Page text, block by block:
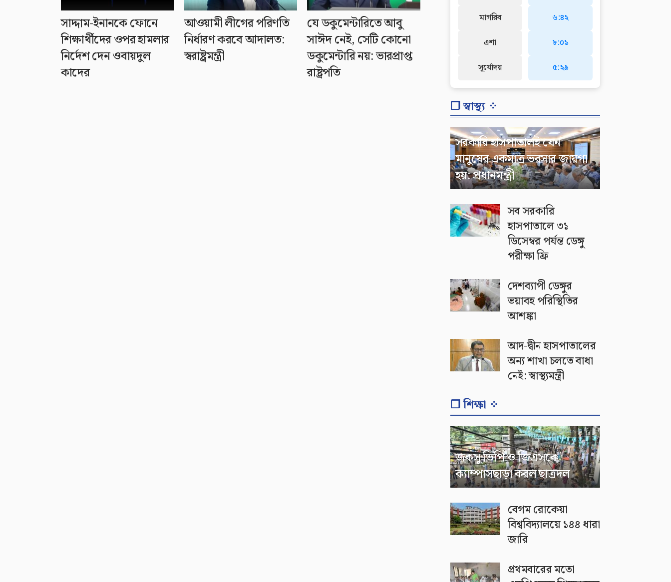
সাদ্দাম-ইনানকে ফোনে
শিক্ষার্থীদের ওপর হামলার
নির্দেশ দেন ওবায়দুল
কাদের
আওয়ামী লীগের পরিণতি
নির্ধারণ করবে আদালত:
স্বরাষ্ট্রমন্ত্রী
যে ডকুমেন্টারিতে আবু
সাঈদ নেই, সেটি কোনো
ডকুমেন্টারি নয়: ভারপ্রাপ্ত
রাষ্ট্রপতি
মাগরিব
এশা
সূর্যোদয়
৬:৪২
৮:০১
৫:২৯
❐ স্বাস্থ্য ⁘
সরকারি হাসপাতালই যেন
মানুষের একমাত্র ভরসার জায়গা
হয়: প্রধানমন্ত্রী
সব সরকারি
হাসপাতালে ৩১
ডিসেম্বর পর্যন্ত ডেঙ্গু
পরীক্ষা ফ্রি
দেশব্যাপী ডেঙ্গুর
ভয়াবহ পরিস্থিতির
আশঙ্কা
আদ-দ্বীন হাসপাতালের
অন্য শাখা চলতে বাধা
নেই: স্বাস্থ্যমন্ত্রী
❐ শিক্ষা ⁘
জকসু ভিপি ও জিএসকে
ক্যাম্পাসছাড়া করল ছাত্রদল
বেগম রোকেয়া
বিশ্ববিদ্যালয়ে ১৪৪ ধারা
জারি
প্রথমবারের মতো